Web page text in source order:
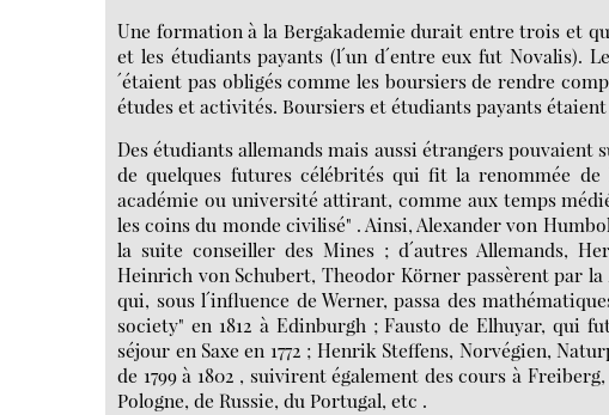
Une formation à la Bergakademie durait entre trois et
et les étudiants payants (l´un d´entre eux fut
´étaient pas obligés comme les boursiers de rendre
études et activités. Boursiers et étudiants payants
Des étudiants allemands mais aussi étrangers pouvaient
de quelques futures célébrités qui fit la renommée de
académie ou université attirant, comme aux temps
les coins du monde civilisé" . Ainsi, Alexander von
la suite conseiller des Mines ; d´autres Allemands,
Heinrich von Schubert, Theodor Körner passèrent par la
qui, sous l´influence de Werner, passa des
society" en 1812 à Edinburgh ; Fausto de Elhuyar, qui
séjour en Saxe en 1772 ; Henrik Steffens, Norvégien,
de 1799 à 1802 , suivirent également des cours à
Pologne, de Russie, du Portugal, etc .